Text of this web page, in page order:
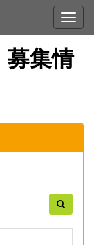
集情